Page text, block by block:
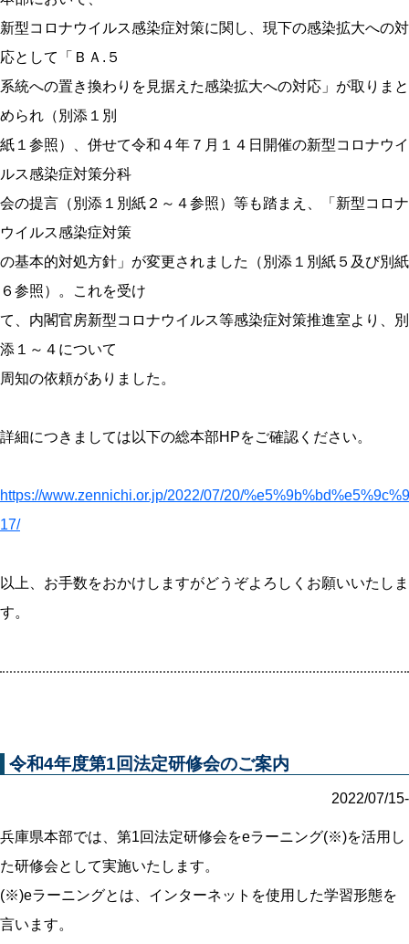
新型コロナウイルス感染症対策に関し、現下の感染拡大への対
応として「ＢＡ.５
系統への置き換わりを見据えた感染拡大への対応」が取りまと
められ（別添１別
紙１参照）、併せて令和４年７月１４日開催の新型コロナウイ
ルス感染症対策分科
会の提言（別添１別紙２～４参照）等も踏まえ、「新型コロナ
ウイルス感染症対策
の基本的対処方針」が変更されました（別添１別紙５及び別紙
６参照）。これを受け
て、内閣官房新型コロナウイルス等感染症対策推進室より、別
添１～４について
周知の依頼がありました。
詳細につきましては以下の総本部HPをご確認ください。
https://www.zennichi.or.jp/2022/07/20/
17/
以上、お手数をおかけしますがどうぞよろしくお願いいたしま
す。
令和4年度第1回法定研修会のご案内
2022/07/15-
兵庫県本部では、第1回法定研修会をeラーニング(※)を活用し
た研修会として実施いたします。
(※)eラーニングとは、インターネットを使用した学習形態を
言います。